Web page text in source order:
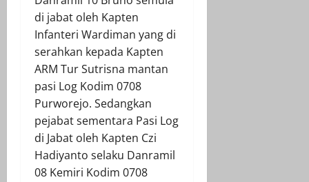
di jabat oleh Kapten
Infanteri Wardiman yang di
serahkan kepada Kapten
ARM Tur Sutrisna mantan
pasi Log Kodim 0708
Purworejo. Sedangkan
pejabat sementara Pasi Log
di Jabat oleh Kapten Czi
Hadiyanto selaku Danramil
08 Kemiri Kodim 0708